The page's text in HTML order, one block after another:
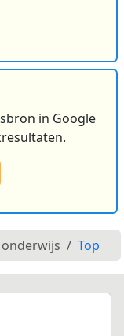
in Google
Top